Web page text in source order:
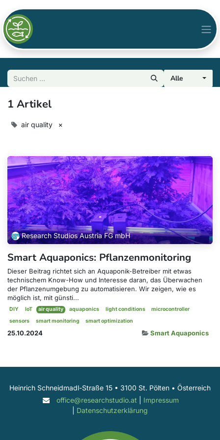
Alle
1 Artikel
air quality ×
Research Studios Austria FG mbH
Smart Aquaponics: Pflanzenmonitoring
Dieser Beitrag richtet sich an Aquaponik-Betreiber mit etwas
technischem Know-How und Interesse daran, das Überwachen
der Pflanzenumgebung zu automatisieren. Wir zeigen, wie es
möglich ist, mit günsti...
DIY IoT air quality aquaponics light conditions
microcontroller
sensors
smart monitoring smart optimization
25.10.2024 Smart Aquaponics
Heinrich Schneidmadl-Straße 15 • 3100 St. Pölten • Österreich
office@researchstudio.at
Impressum
Datenschutzerklärung